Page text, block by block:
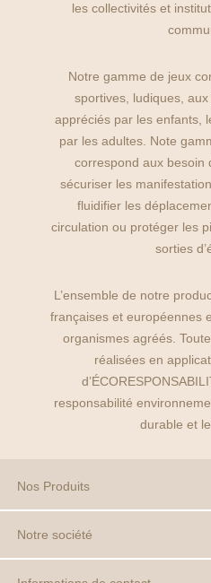
les collectivités et
Notre gamme de jeux
sportives, ludiques,
appréciés par les enfants,
par les adultes. Note
correspond aux besoin
sécuriser les
fluidifier les
circulation ou protéger les
sorties
L’ensemble de notre
françaises et européennes
organismes agréés.
réalisées en
responsabilité
durable et
Nos Produits
Notre société